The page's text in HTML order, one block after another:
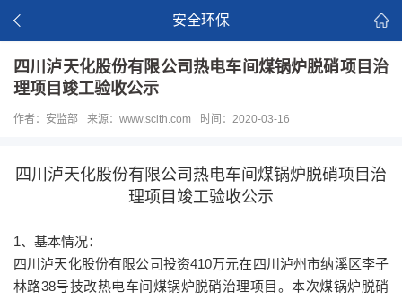
安全环保
四川泸天化股份有限公司热电车间煤锅炉脱硝项目治
理项目竣工验收公示
作者：安监部 来源：www.sclth.com 时间：2020-03-16
四川泸天化股份有限公司热电车间煤锅炉脱硝项目治
理项目竣工验收公示
1、基本情况：
四川泸天化股份有限公司投资410万元在四川泸州市纳溪区李子
林路38号技改热电车间煤锅炉脱硝治理项目。本次煤锅炉脱硝